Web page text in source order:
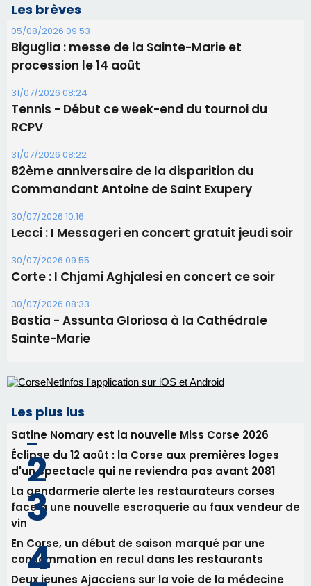
82ème anniversaire de la disparition du
Commandant Antoine de Saint Exupery
30/07/2026 10:16
Lecci : I Messageri en concert gratuit jeudi soir
30/07/2026 09:55
Corte : I Chjami Aghjalesi en concert ce soir
Bastia - Assunta Gloriosa à la Cathédrale
Sainte-Marie
Satine Nomary est la nouvelle Miss Corse 2026
d'un spectacle qui ne reviendra pas avant 2081
La gendarmerie alerte les restaurateurs corses
face à une nouvelle escroquerie au faux vendeur de
En Corse, un début de saison marqué par une
Deux jeunes Ajacciens sur la voie de la médecine
militaire
Newsletter
Inscrivez-vous à la newsletter de CNI et recevez par
email les infos les plus importantes et une sélection de
nos meilleurs articles